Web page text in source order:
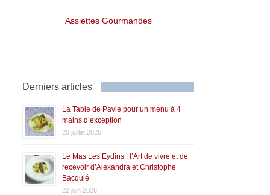
Assiettes Gourmandes
Derniers articles
La Table de Pavie pour un menu à 4
mains d’exception
20 juillet 2026
Le Mas Les Eydins : l’Art de vivre et de
recevoir d’Alexandra et Christophe
Bacquié
22 juin 2026